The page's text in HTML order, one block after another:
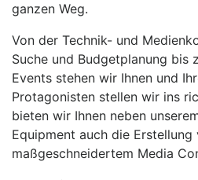
ganzen Weg.
Von der Technik- und
Suche und Budgetplanung bis
Events stehen wir Ihnen und
Protagonisten stellen wir ins
bieten wir Ihnen neben
Equipment auch die Erstellung
maßgeschneidertem Media